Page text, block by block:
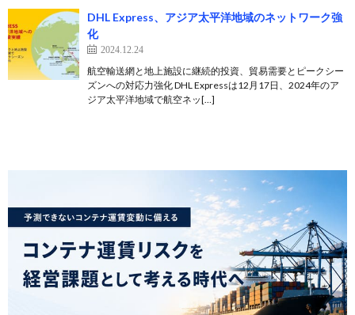
DHL Express、アジア太平洋地域のネットワーク強
化
2024.12.24
航空輸送網と地上施設に継続的投資、貿易需要とピークシー
ズンへの対応力強化 DHL Expressは12月17日、2024年のア
ジア太平洋地域で航空ネッ[…]